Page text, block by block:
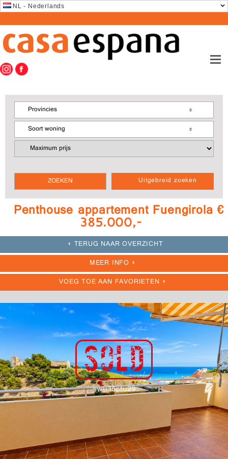
NL - Nederlands
Uitgebreid zoeken
Provincies
Soort woning
Penthouse appartement Fuengirola €
385.000,-
TERUG NAAR OVERZICHT
MEER INFO
VOEG TOE AAN FAVORIETEN